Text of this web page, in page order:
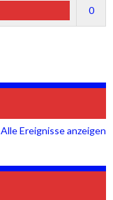
0
Alle Ereignisse anzeigen